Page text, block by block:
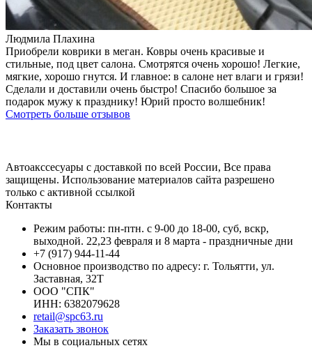
Людмила Плахина
Приобрели коврики в меган. Ковры очень красивые и
стильные, под цвет салона. Смотрятся очень хорошо! Легкие,
мягкие, хорошо гнутся. И главное: в салоне нет влаги и грязи!
Сделали и доставили очень быстро! Спасибо большое за
подарок мужу к празднику! Юрий просто волшебник!
Смотреть больше отзывов
Автоакссесуары с доставкой по всей России, Все права
защищены. Использование материалов сайта разрешено
только с активной ссылкой
Контакты
Режим работы: пн-птн. с 9-00 до 18-00, суб, вскр,
выходной. 22,23 февраля и 8 марта - праздничные дни
+7 (917) 944-11-44
Основное производство по адресу: г. Тольятти, ул.
Заставная, 32Т
ООО "СПК"
ИНН: 6382079628
retail@spc63.ru
Заказать звонок
Мы в социальных сетях